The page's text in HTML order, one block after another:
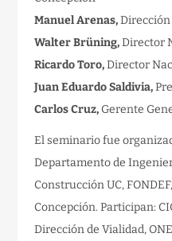
Manuel Arenas,Dirección
Walter Brüning,Director
Ricardo Toro,Director
Juan Eduardo Saldivia,
Carlos Cruz, Gerente
El seminario fue
Departamento de
Construcción UC,
Concepción. Participan:
Dirección de Vialidad,